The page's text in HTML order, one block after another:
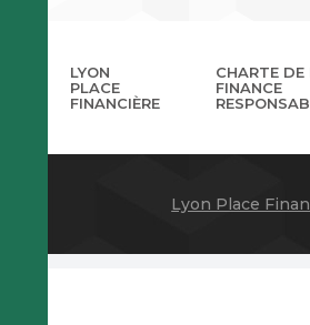
LYON
PLACE
FINANCIÈRE
CHARTE DE
FINANCE
Lyon Place